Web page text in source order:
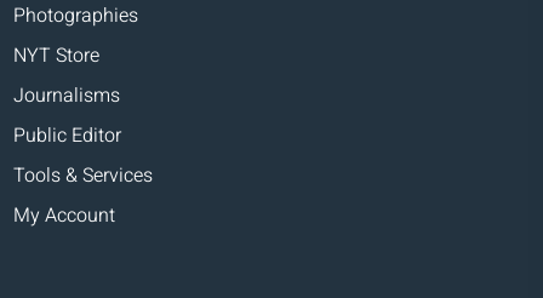
Photographies
NYT Store
Journalisms
Public Editor
Tools & Services
My Account